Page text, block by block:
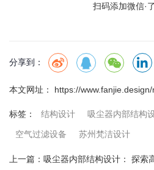
扫码添加微信·
分享到：
本文网址： https://
标签： 结构设计 吸尘器内部结构
空气过滤设备 苏州梵洁设计
上一篇： 吸尘器内部结构设计： 探索